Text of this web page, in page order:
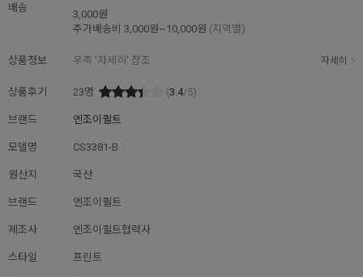
배송
3,000원
추가배송비 3,000원~10,000원 (지역별)
상품정보 우측 '자세히' 참조 자세히
상품후기 23명 (3.4/5)
브랜드 엔조이퀼트
모델명 CS3381-B
원산지 국산
브랜드 엔조이퀼트
제조사 엔조이퀼트협력사
스타일 프린트